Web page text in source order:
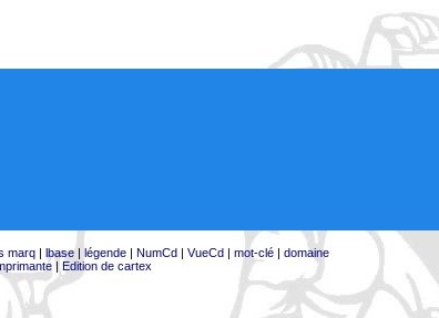
marq| lbase| légende| NumCd| VueCd| mot-clé| domaine
| Edition de cartex